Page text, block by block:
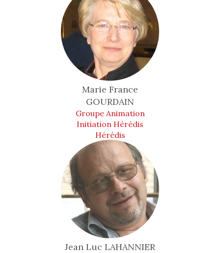
Marie France
GOURDAIN
Groupe Animation
Initiation Hérédis
Hérédis
Jean Luc LAHANNIER